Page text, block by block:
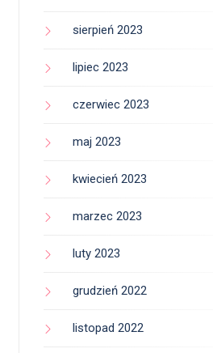
sierpień 2023
lipiec 2023
czerwiec 2023
maj 2023
kwiecień 2023
marzec 2023
luty 2023
grudzień 2022
listopad 2022